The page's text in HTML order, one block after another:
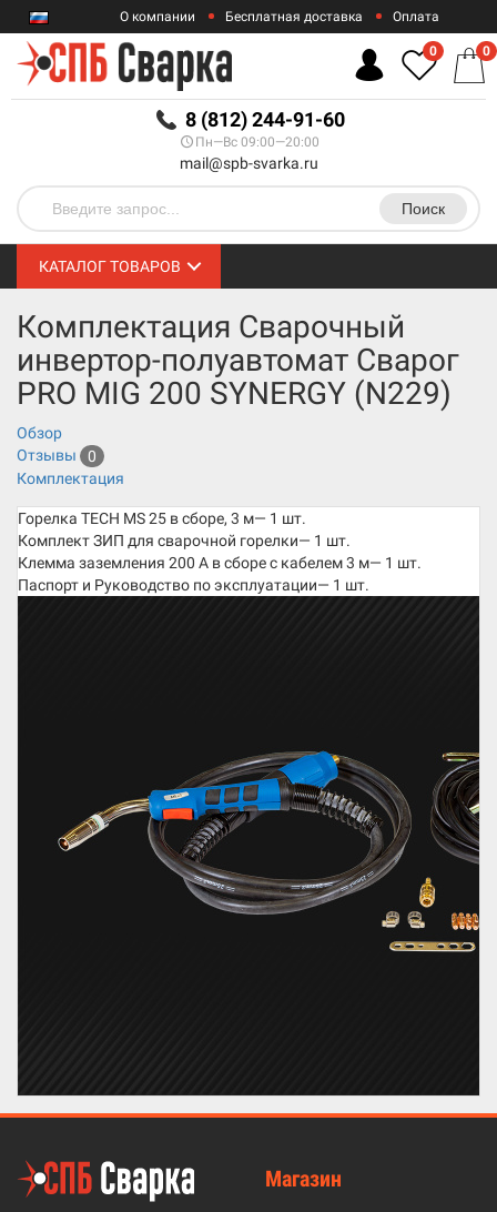
RUB
О компании Бесплатная доставка Оплата
Гарантии
8 (812) 244-91-60
Пн—Вс 09:00—20:00
mail@spb-svarka.ru
Поиск
0 0
КАТАЛОГ ТОВАРОВ
Комплектация Сварочный
инвертор-полуавтомат Сварог
PRO MIG 200 SYNERGY (N229)
Обзор
Отзывы
0
Комплектация
Горелка TECH MS 25 в сборе, 3 м— 1 шт.
Комплект ЗИП для сварочной горелки— 1 шт.
Клемма заземления 200 А в сборе с кабелем 3 м— 1 шт.
Паспорт и Руководство по эксплуатации— 1 шт.
Магазин